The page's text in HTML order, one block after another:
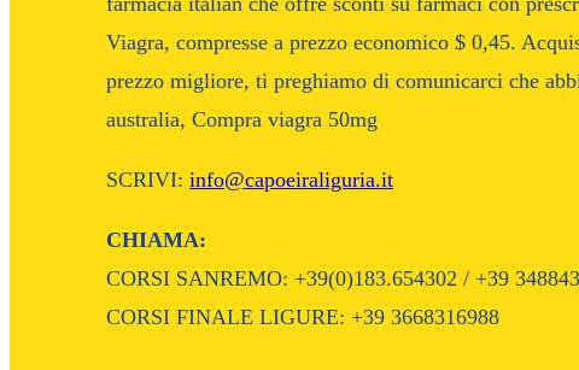
Viagra, compresse a prezzo economico $ 0,45.
prezzo migliore, ti preghiamo di comunicarci che
australia, Compra viagra 50mg
SCRIVI: info@capoeiraliguria.it
CHIAMA:
CORSI SANREMO: +39(0)183.654302 / +39
CORSI FINALE LIGURE: +39 3668316988